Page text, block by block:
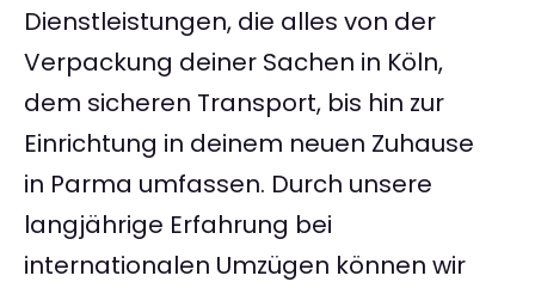
Dienstleistungen, die alles von der
Verpackung deiner Sachen in Köln,
dem sicheren Transport, bis hin zur
Einrichtung in deinem neuen Zuhause
in Parma umfassen. Durch unsere
langjährige Erfahrung bei
internationalen Umzügen können wir